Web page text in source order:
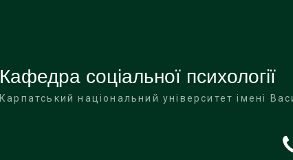
Кафедра соціальної психології
Карпатський національний університет імені